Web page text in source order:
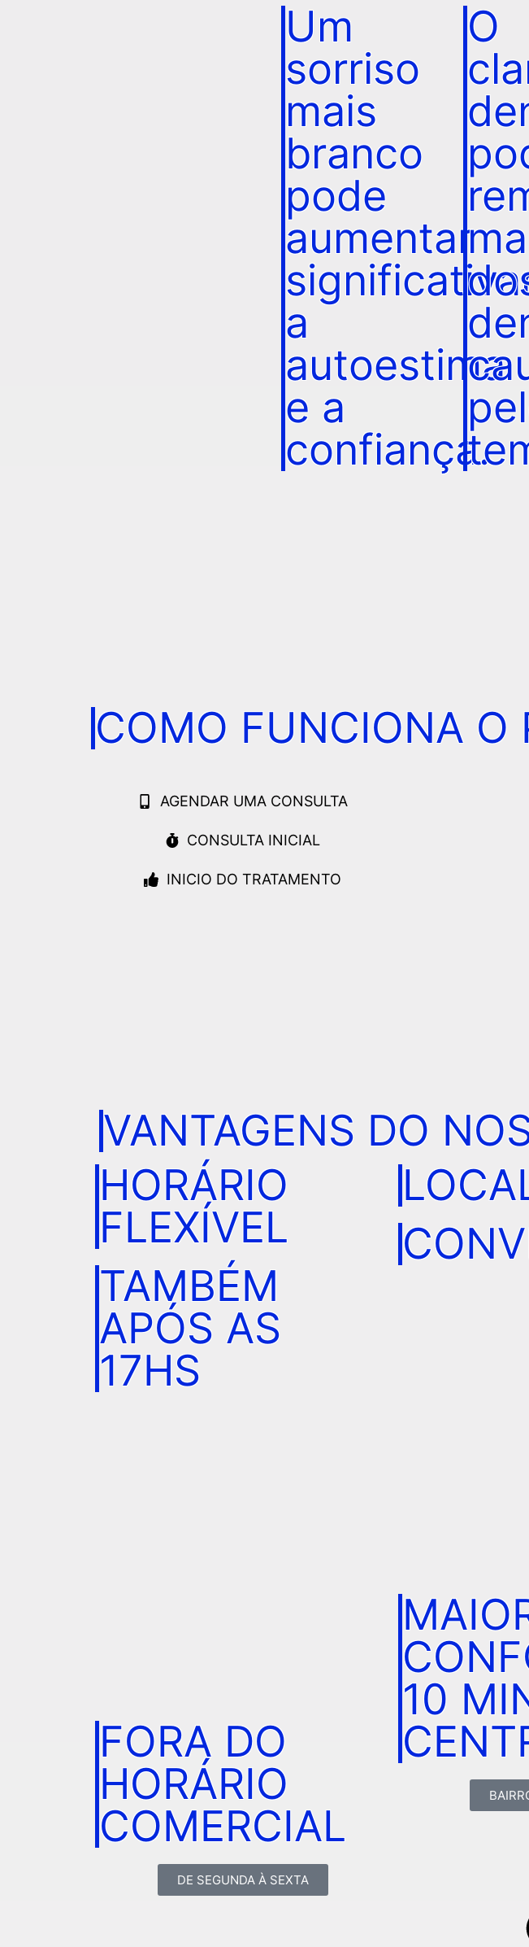
Um
sorriso
mais
branco
pode
aumentar
a
autoestima
e a
confiança.
O
COMO FUNCIONA O
AGENDAR UMA CONSULTA
CONSULTA INICIAL
INICIO DO TRATAMENTO
VANTAGENS DO
HORÁRIO
FLEXÍVEL
TAMBÉM
APÓS AS
17HS
FORA DO
HORÁRIO
COMERCIAL
DE SEGUNDA À SEXTA
10